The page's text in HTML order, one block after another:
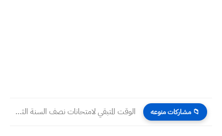
📁 مشاركات منوعه الوقت المتبقي لامتحانات نصف السنة الثالث المتوسط 2025 بالأيام والساعات...